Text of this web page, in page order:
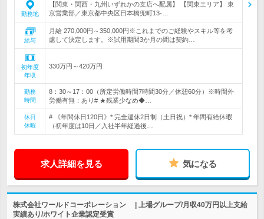
勤務地
【関東・関西・九州いずれかの支店へ配属】 【関東エリア】 東
京営業部／東京都中央区日本橋兜町13-…
給与
月給 270,000円～350,000円※これまでのご経験やスキル等を考
慮して決定します。※試用期間3か月の間は契約…
初年度
年収
330万円～420万円
勤務
時間
8：30～17：00（所定労働時間7時間30分／休憩60分）※時間外
労働有無：あり# ★残業少なめ◆…
休日
休暇
# 《年間休日120日》* 完全週休2日制（土日祝）* 年間有給休暇
（初年度は10日／入社半年経過後…
求人詳細を見る 気になる
株式会社ワールドコーポレーション | 上場グループ/月収40万円以上支給
実績あり/ホワイト企業認定受賞